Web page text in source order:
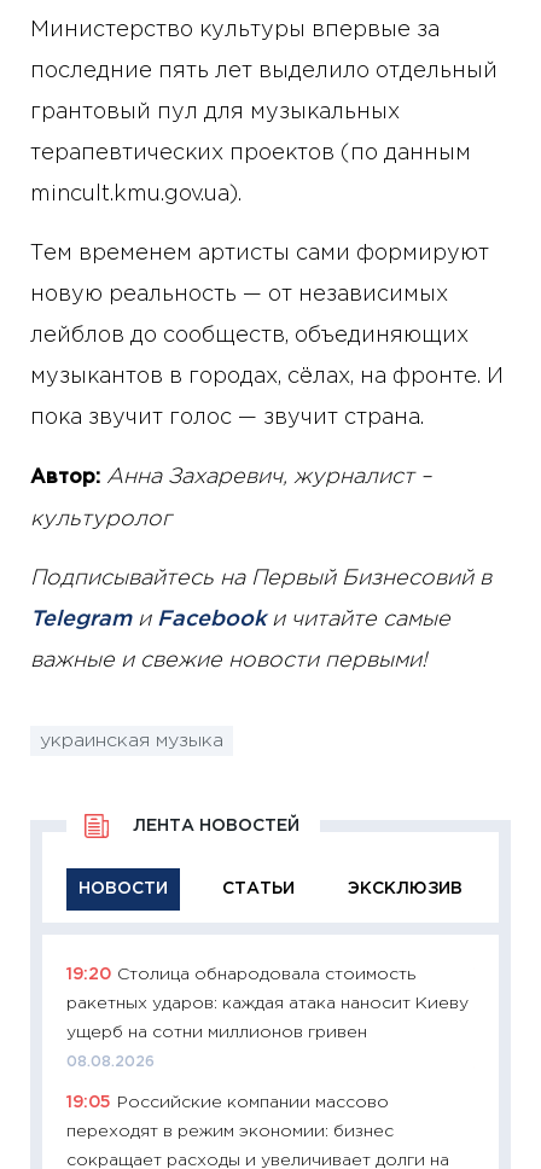
Министерство культуры впервые за
последние пять лет выделило отдельный
грантовый пул для музыкальных
терапевтических проектов (по данным
mincult.kmu.gov.ua).
Тем временем артисты сами формируют
новую реальность — от независимых
лейблов до сообществ, объединяющих
музыкантов в городах, сёлах, на фронте. И
пока звучит голос — звучит страна.
Автор: Анна Захаревич, журналист –
культуролог
Подписывайтесь на Первый Бизнесовий в
Telegramи Facebookи читайте самые
важные и свежие новости первыми!
украинская музыка
НОВОСТИ СТАТЬИ ЭКСКЛЮЗИВ
ЛЕНТА НОВОСТЕЙ
19:20 Столица обнародовала стоимость
ракетных ударов: каждая атака наносит Киеву
ущерб на сотни миллионов гривен
08.08.2026
19:05
Российские компании массово
переходят в режим экономии: бизнес
сокращает расходы и увеличивает долги на